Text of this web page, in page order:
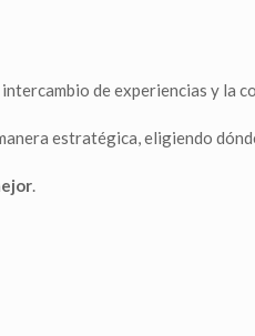
de experiencias y
estratégica, eligiendo
.